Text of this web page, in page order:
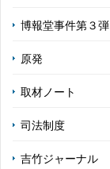
博報堂事件第３弾
原発
取材ノート
司法制度
吉竹ジャーナル